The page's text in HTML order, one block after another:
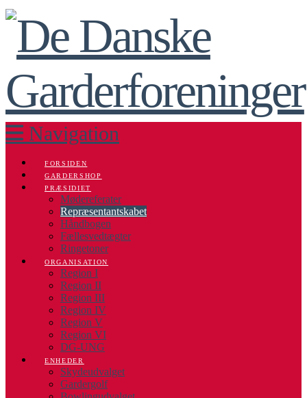
Navigation
FORSIDEN
GARDERSHOP
PRÆSIDIET
Mødereferater
Repræsentantskabet
Håndbogen
Fællesvedtægter
Ringetoner
ORGANISATION
Region I
Region II
Region III
Region IV
Region V
Region VI
DG-UNG
ENHEDER
Skydeudvalget
Gardergolf